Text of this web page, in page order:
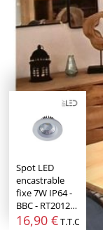
Spot LED
encastrable
fixe 7W IP64 -
BBC - RT2012…
16,90 €T.T.C.